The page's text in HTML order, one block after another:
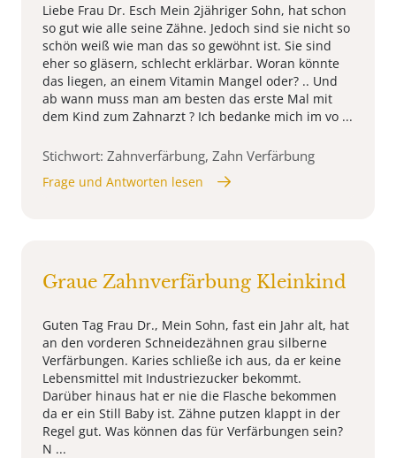
Liebe Frau Dr. Esch Mein 2jähriger Sohn, hat schon
so gut wie alle seine Zähne. Jedoch sind sie nicht so
schön weiß wie man das so gewöhnt ist. Sie sind
eher so gläsern, schlecht erklärbar. Woran könnte
das liegen, an einem Vitamin Mangel oder? .. Und
ab wann muss man am besten das erste Mal mit
dem Kind zum Zahnarzt ? Ich bedanke mich im vo ...
Stichwort: Zahnverfärbung, Zahn Verfärbung
Frage und Antworten lesen
Graue Zahnverfärbung Kleinkind
Guten Tag Frau Dr., Mein Sohn, fast ein Jahr alt, hat
an den vorderen Schneidezähnen grau silberne
Verfärbungen. Karies schließe ich aus, da er keine
Lebensmittel mit Industriezucker bekommt.
Darüber hinaus hat er nie die Flasche bekommen
da er ein Still Baby ist. Zähne putzen klappt in der
Regel gut. Was können das für Verfärbungen sein?
N ...